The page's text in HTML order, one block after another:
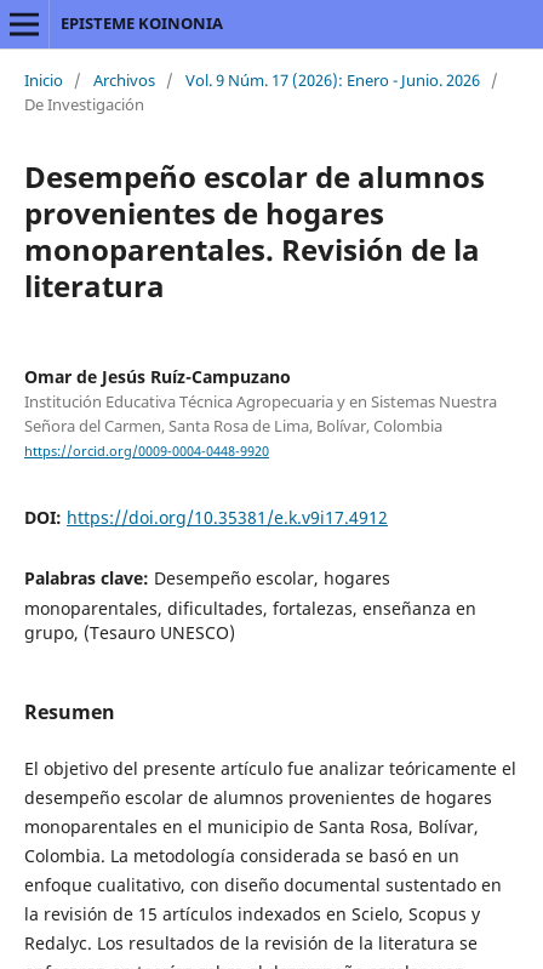
EPISTEME KOINONIA
Inicio / Archivos / Vol. 9 Núm. 17 (2026): Enero - Junio. 2026 /
De Investigación
Desempeño escolar de alumnos
provenientes de hogares
monoparentales. Revisión de la
literatura
Omar de Jesús Ruíz-Campuzano
Institución Educativa Técnica Agropecuaria y en Sistemas Nuestra
Señora del Carmen, Santa Rosa de Lima, Bolívar, Colombia
https://orcid.org/0009-0004-0448-9920
DOI: https://doi.org/10.35381/e.k.v9i17.4912
Palabras clave: Desempeño escolar, hogares
monoparentales, dificultades, fortalezas, enseñanza en
grupo, (Tesauro UNESCO)
Resumen
El objetivo del presente artículo fue analizar teóricamente el
desempeño escolar de alumnos provenientes de hogares
monoparentales en el municipio de Santa Rosa, Bolívar,
Colombia. La metodología considerada se basó en un
enfoque cualitativo, con diseño documental sustentado en
la revisión de 15 artículos indexados en Scielo, Scopus y
Redalyc. Los resultados de la revisión de la literatura se